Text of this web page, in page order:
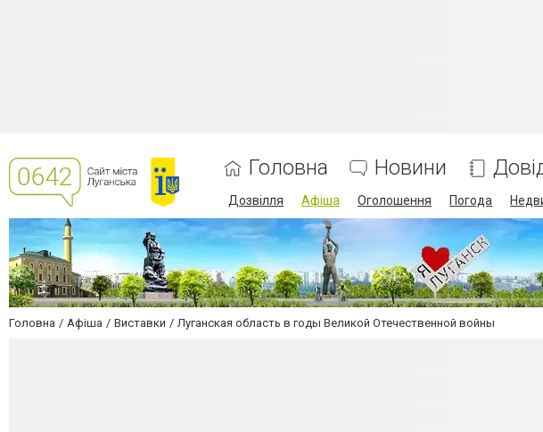
Головна Новини
Дозвілля Афіша Оголошення Погода
Головна Афіша Виставки Луганская область в годы Великой Отечественной войны